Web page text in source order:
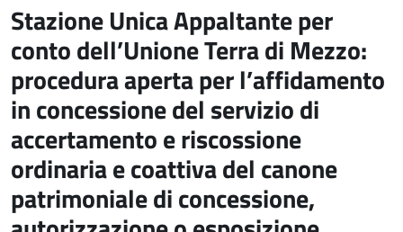
Stazione Unica Appaltante per
conto dell’Unione Terra di Mezzo:
procedura aperta per l’affidamento
in concessione del servizio di
accertamento e riscossione
ordinaria e coattiva del canone
patrimoniale di concessione,